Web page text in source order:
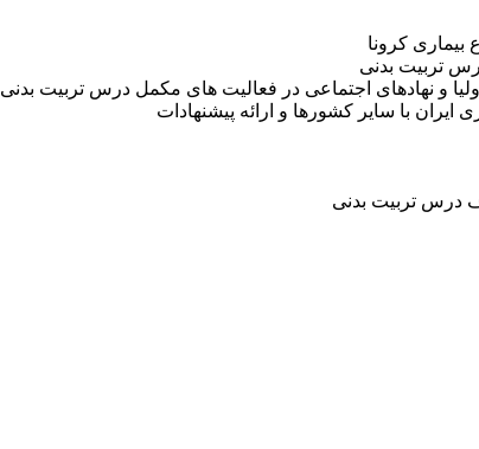
کرونا
تربیت بدنی
و نهادهای اجتماعی در فعالیت های مکمل درس تربیت بدنی
با سایر کشورها و ارائه پیشنهادات
درس تربیت بدنی